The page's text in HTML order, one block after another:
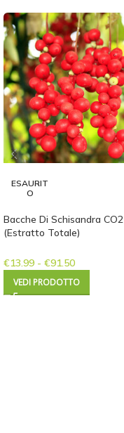
ESAURIT
O
Bacche Di Schisandra CO2
(Estratto Totale)
€13.99 - €91.50
VEDI PRODOTTO